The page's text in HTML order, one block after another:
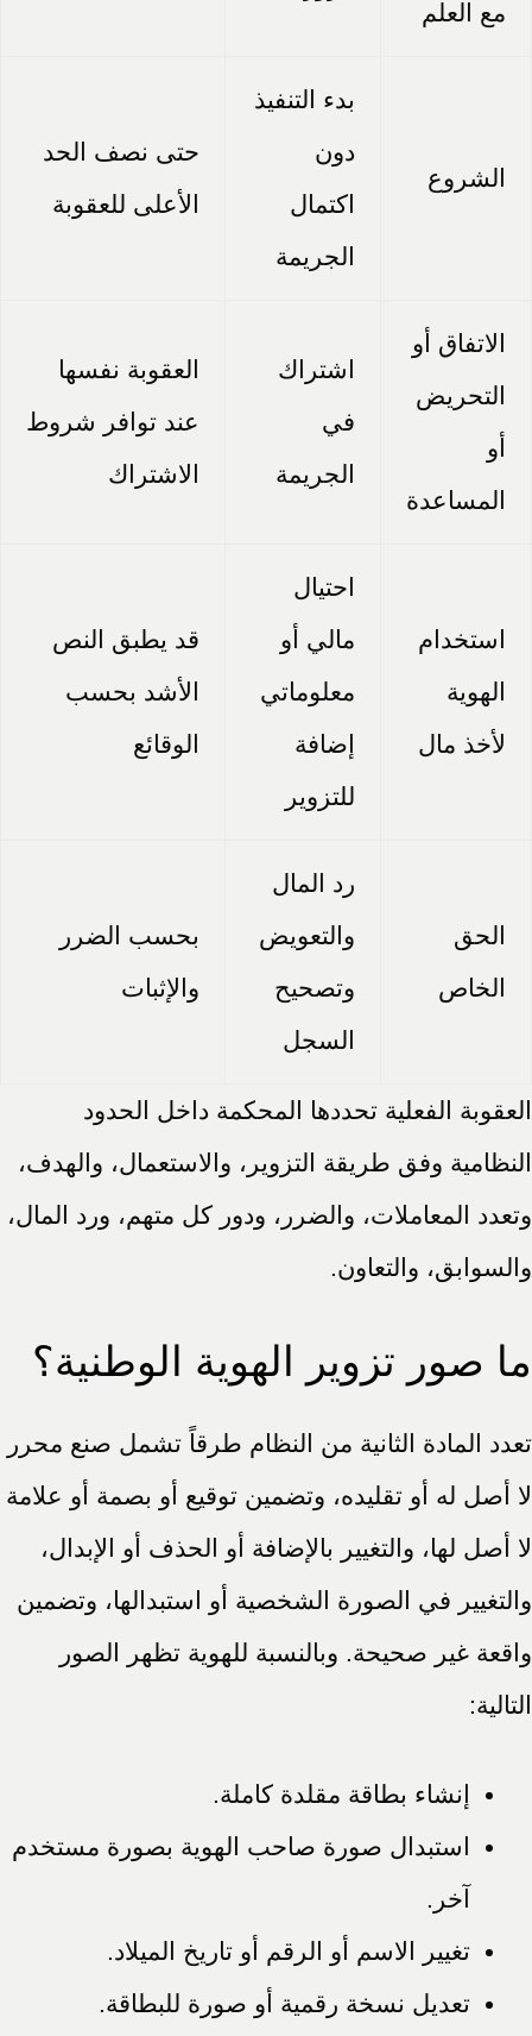
مع العلم
الشروع
بدء التنفيذ
دون
اكتمال
الجريمة
حتى نصف الحد
الأعلى للعقوبة
الاتفاق أو
التحريض
أو
المساعدة
اشتراك
في
الجريمة
العقوبة نفسها
عند توافر شروط
الاشتراك
استخدام
الهوية
لأخذ مال
احتيال
مالي أو
معلوماتي
إضافة
للتزوير
قد يطبق النص
الأشد بحسب
الوقائع
الحق
الخاص
رد المال
والتعويض
وتصحيح
السجل
بحسب الضرر
والإثبات
العقوبة الفعلية تحددها المحكمة داخل الحدود
النظامية وفق طريقة التزوير، والاستعمال، والهدف،
وتعدد المعاملات، والضرر، ودور كل متهم، ورد المال،
والسوابق، والتعاون.
ما صور تزوير الهوية الوطنية؟
تعدد المادة الثانية من النظام طرقاً تشمل صنع محرر
لا أصل له أو تقليده، وتضمين توقيع أو بصمة أو علامة
لا أصل لها، والتغيير بالإضافة أو الحذف أو الإبدال،
والتغيير في الصورة الشخصية أو استبدالها، وتضمين
واقعة غير صحيحة. وبالنسبة للهوية تظهر الصور
التالية:
إنشاء بطاقة مقلدة كاملة.
استبدال صورة صاحب الهوية بصورة مستخدم
آخر.
تغيير الاسم أو الرقم أو تاريخ الميلاد.
تعديل نسخة رقمية أو صورة للبطاقة.